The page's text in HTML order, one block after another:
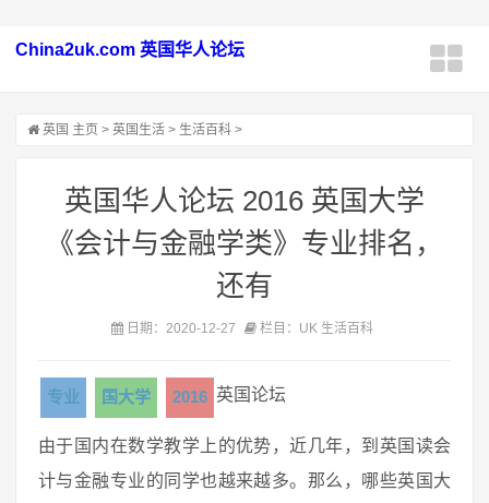
China2uk.com 英国华人论坛
英国 主页 > 英国生活 > 生活百科 >
英国华人论坛 2016 英国大学
《会计与金融学类》专业排名，
还有
日期：2020-12-27 栏目：UK 生活百科
专业 国大学 2016 英国论坛
由于国内在数学教学上的优势，近几年，到英国读会
计与金融专业的同学也越来越多。那么，哪些英国大